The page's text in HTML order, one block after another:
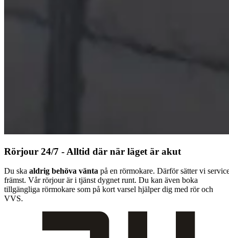
Rörjour 24/7 - Alltid där när läget är akut
Du ska aldrig behöva vänta på en rörmokare. Därför sätter vi
främst. Vår rörjour är i tjänst dygnet runt. Du kan även boka
tillgängliga rörmokare som på kort varsel hjälper dig med rör och
VVS.